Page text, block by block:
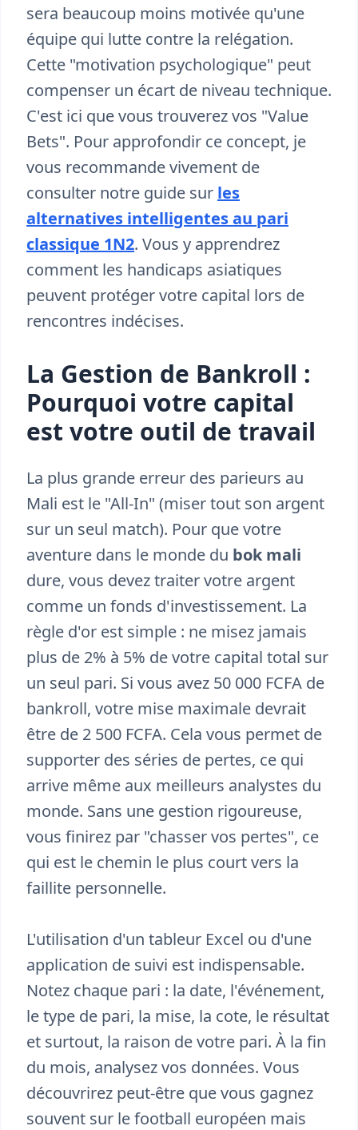
sera beaucoup moins motivée qu'une
équipe qui lutte contre la relégation.
Cette "motivation psychologique" peut
compenser un écart de niveau technique.
C'est ici que vous trouverez vos "Value
Bets". Pour approfondir ce concept, je
vous recommande vivement de
consulter notre guide sur les
alternatives intelligentes au pari
classique 1N2. Vous y apprendrez
comment les handicaps asiatiques
peuvent protéger votre capital lors de
rencontres indécises.
La Gestion de Bankroll :
Pourquoi votre capital
est votre outil de travail
La plus grande erreur des parieurs au
Mali est le "All-In" (miser tout son argent
sur un seul match). Pour que votre
aventure dans le monde du bok mali
dure, vous devez traiter votre argent
comme un fonds d'investissement. La
règle d'or est simple : ne misez jamais
plus de 2% à 5% de votre capital total sur
un seul pari. Si vous avez 50 000 FCFA de
bankroll, votre mise maximale devrait
être de 2 500 FCFA. Cela vous permet de
supporter des séries de pertes, ce qui
arrive même aux meilleurs analystes du
monde. Sans une gestion rigoureuse,
vous finirez par "chasser vos pertes", ce
qui est le chemin le plus court vers la
faillite personnelle.
L'utilisation d'un tableur Excel ou d'une
application de suivi est indispensable.
Notez chaque pari : la date, l'événement,
le type de pari, la mise, la cote, le résultat
et surtout, la raison de votre pari. À la fin
du mois, analysez vos données. Vous
découvrirez peut-être que vous gagnez
souvent sur le football européen mais